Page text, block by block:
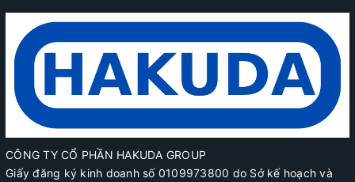
CÔNG TY CỔ PHẦN HAKUDA GROUP
Giấy đăng ký kinh doanh số 0109973800 do Sở kế hoạch và